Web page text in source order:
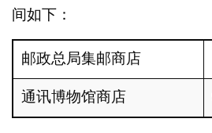
间如下：
邮政总局集邮商店
通讯博物馆商店